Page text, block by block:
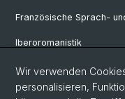
Französische Sprach-
Iberoromanistik
Italianistik
Nordistik
Wir verwenden
personalisieren,